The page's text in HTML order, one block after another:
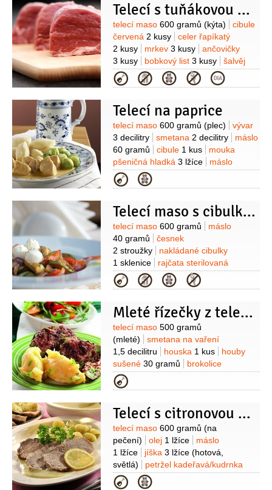
Telecí s tuňákovou omáčkou
Suroviny
telecí maso 600 gramů (kýta)
cibule
červená 2 kusy
celer řapíkatý
2 kusy
mrkev 3 kusy
ančovičky
3 kusy
bobkový list 3 kusy
šalvěj
1 snítka (čerstvá)
jalovec
3 kuličky
hřebíček2 kusy Na
300 gramů
vejce4 kusy
kapary
1 hrst
šťáva citronová (z 1
citronu)
sůl
K podávání:
kapary
rukola
sýr
Parmezán
ředkvičky
Kategorie
Telecí na paprice
Suroviny
telecí maso 600 gramů (plec)
vývar
3 decilitry
smetana 2 decilitry
máslo
60 gramů
cibule 1 kus
mouka
pšeničná hladká 3 lžíce
máslo
pomazánkové
1 lžíce (mletá) sůl Na noky: krupice
3 kusy
máslo40 gramů sůl
máslo
(na omaštění)
Kategorie
Telecí maso s cibulkami a fetou
Suroviny
telecí maso 600 gramů
máslo
40 gramů
česnek
2 stroužky
nakládané cibulky
1 sklenice
rajčata sterilovaná
1 plechovka
(loupaná)
50 mililitrů (sladší)
bobkový list
Kategorie
Mleté řízečky z telecího masa
Suroviny
telecí maso 500 gramů
(mleté)
smetana na vaření
1,5 decilitru
houska 1 kus
houby
sušené 30 gramů
brokolice
200 gramů
(lístky)
máslo60 gramů
pepř černý
Kategorie
Telecí s citronovou omáčkou
Suroviny
telecí maso 600 gramů (na
pečení)
olej 1 lžíce
máslo
1 lžíce
jíška 3 lžíce (hotová,
světlá)
petržel kadeřavá/kudrnka
2 lžíce
(jemně nasekaná)
Kategorie